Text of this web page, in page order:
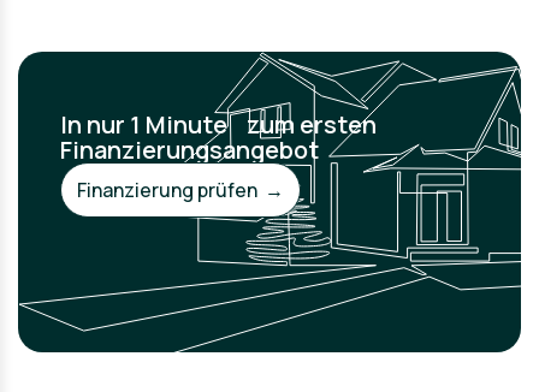
In nur 1 Minute zum ersten
Finanzierungsangebot
Finanzierung prüfen →